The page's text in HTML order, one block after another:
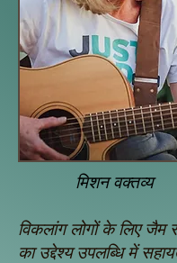
मिशन वक्तव्य
विकलांग लोगों के लिए जैम
का उद्देश्य उपलब्धि में